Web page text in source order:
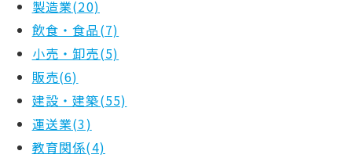
製造業(20)
飲食・食品(7)
小売・卸売(5)
販売(6)
建設・建築(55)
運送業(3)
教育関係(4)